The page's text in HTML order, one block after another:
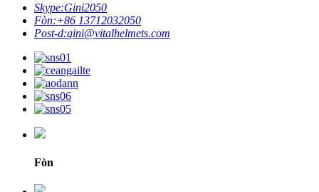
Skype:Gini2050
Fòn:+86 13712032050
Post-d:gini@vitalhelmets.com
Fòn